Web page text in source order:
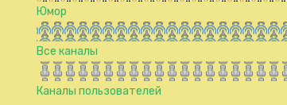
Юмор
Все каналы
Каналы пользователей